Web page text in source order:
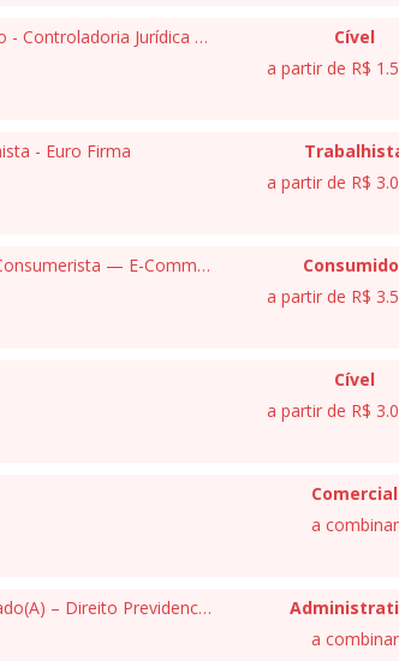
Oportunidade Estágio - Controladoria Jurídica & Legal Ops
Cível
a partir de R$
- Euro Firma
a partir de R$
Advogado(A) Júnior Consumerista — E-Commerce
a partir de R$
Cível
a partir de R$
Comercial
a combinar
Advogado(A) Associado(A) – Direito Previdenciário
a combinar